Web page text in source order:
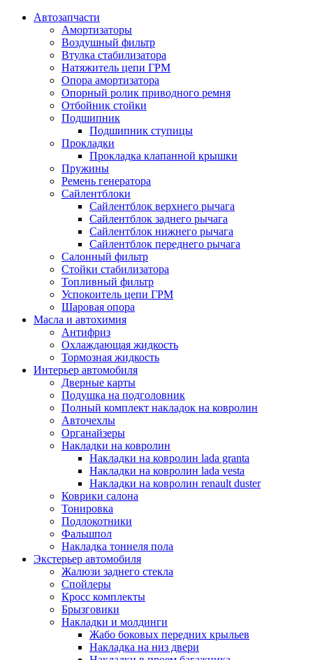
Автозапчасти
Амортизаторы
Воздушный фильтр
Втулка стабилизатора
Натяжитель цепи ГРМ
Опора амортизатора
Опорный ролик приводного ремня
Отбойник стойки
Подшипник
Подшипник ступицы
Прокладки
Прокладка клапанной крышки
Пружины
Ремень генератора
Сайлентблоки
Сайлентблок верхнего рычага
Сайлентблок заднего рычага
Сайлентблок нижнего рычага
Сайлентблок переднего рычага
Салонный фильтр
Стойки стабилизатора
Топливный фильтр
Успокоитель цепи ГРМ
Шаровая опора
Масла и автохимия
Антифриз
Охлаждающая жидкость
Тормозная жидкость
Интерьер автомобиля
Дверные карты
Подушка на подголовник
Полный комплект накладок на ковролин
Авточехлы
Органайзеры
Накладки на ковролин
Накладки на ковролин lada granta
Накладки на ковролин lada vesta
Накладки на ковролин renault duster
Коврики салона
Тонировка
Подлокотники
Фальшпол
Накладка тоннеля пола
Экстерьер автомобиля
Жалюзи заднего стекла
Спойлеры
Кросс комплекты
Брызговики
Накладки и молдинги
Жабо боковых передних крыльев
Накладка на низ двери